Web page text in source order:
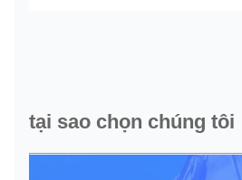
tại sao chọn chúng tôi